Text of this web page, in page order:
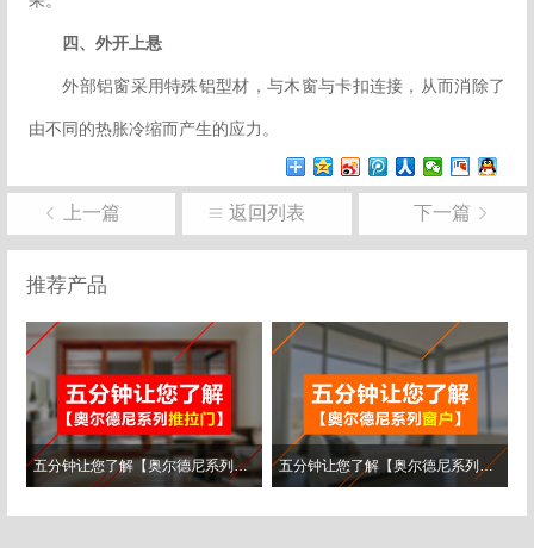
四、外开上悬
外部铝窗采用特殊铝型材，与木窗与卡扣连接，从而消除了
由不同的热胀冷缩而产生的应力。
上一篇 返回列表 下一篇
推荐产品
五分钟让您了解【奥尔德尼系列推拉.. 五分钟让您了解【奥尔德尼系列窗户..